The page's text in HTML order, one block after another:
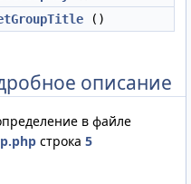
()
описание
в файле
строка 5